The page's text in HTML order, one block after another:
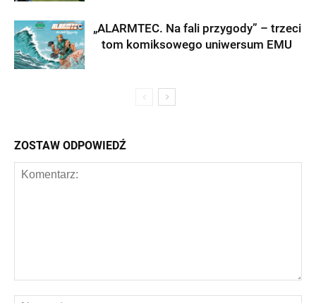
„ALARMTEC. Na fali przygody” – trzeci
tom komiksowego uniwersum EMU
ZOSTAW ODPOWIEDŹ